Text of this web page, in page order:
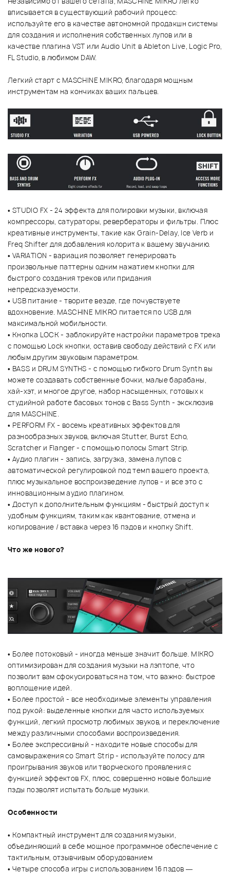
вписывается в существующий рабочий процесс:
используйте его в качестве автономной продакшн системы
для создания и исполнения собственных лупов или в
качестве плагина VST или Audio Unit в Ableton Live, Logic Pro,
FL Studio, в любимом DAW.
Легкий старт с MASCHINE MIKRO, благодаря мощным
инструментам на кончиках ваших пальцев.
• STUDIO FX - 24 эффекта для полировки музыки, включая
компрессоры, сатураторы, ревербераторы и фильтры. Плюс
креативные инструменты, такие как Grain-Delay, Ice Verb и
Freq Shifter для добавления колорита к вашему звучанию.
• VARIATION - вариация позволяет генерировать
произвольные паттерны одним нажатием кнопки для
быстрого создания треков или придания
непредсказуемости.
• USB питание - творите везде, где почувствуете
вдохновение. MASCHINE MIKRO питается по USB для
максимальной мобильности.
• Кнопка LOCK - заблокируйте настройки параметров трека
с помощью Lock кнопки, оставив свободу действий с FX или
любым другим звуковым параметром.
• BASS и DRUM SYNTHS - с помощью гибкого Drum Synth вы
можете создавать собственные бочки, малые барабаны,
хай-хэт, и многое другое, набор насыщенных, готовых к
студийной работе басовых тонов с Bass Synth - эксклюзив
для MASCHINE.
• PERFORM FX - восемь креативных эффектов для
разнообразных звуков, включая Stutter, Burst Echo,
Scratcher и Flanger - с помощью полосы Smart Strip.
• Аудио плагин - запись, загрузка, замена лупов с
автоматической регулировкой под темп вашего проекта,
плюс музыкальное воспроизведение лупов - и все это с
инновационным аудио плагином.
• Доступ к дополнительным функциям - быстрый доступ к
удобным функциям, таким как квантование, отмена и
копирование / вставка через 16 пэдов и кнопку Shift.
Что же нового?
• Более потоковый - иногда меньше значит больше. MIKRO
оптимизирован для создания музыки на лэптопе, что
позволит вам сфокусироваться на том, что важно: быстрое
воплощение идей.
• Более простой - все необходимые элементы управления
под рукой: выделенные кнопки для часто используемых
функций, легкий просмотр любимых звуков, и переключение
между различными способами воспроизведения.
• Более экспрессивный - находите новые способы для
самовыражения со Smart Strip - используйте полосу для
проигрывания звуков или творческого проявления с
функцией эффектов FX, плюс, совершенно новые большие
пэды позволят испытать больше музыки.
Особенности
• Компактный инструмент для создания музыки,
объединяющий в себе мощное программное обеспечение с
тактильным, отзывчивым оборудованием
• Четыре способа игры с использованием 16 пэдов —